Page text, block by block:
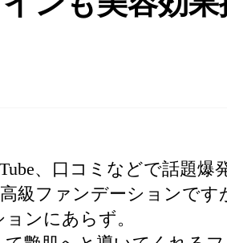
、口コミなどで話題爆
高級ファンデーションで
ンにあらず。